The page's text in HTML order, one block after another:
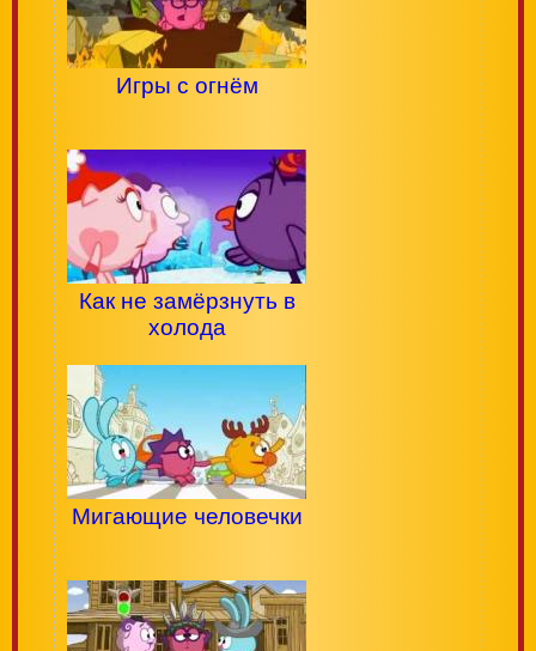
Игры с огнём
Как не замёрзнуть в
холода
Мигающие человечки